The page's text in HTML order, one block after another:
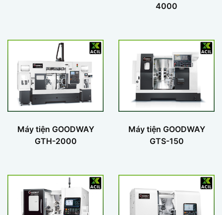
4000
Máy tiện GOODWAY
GTH-2000
Máy tiện GOODWAY
GTS-150